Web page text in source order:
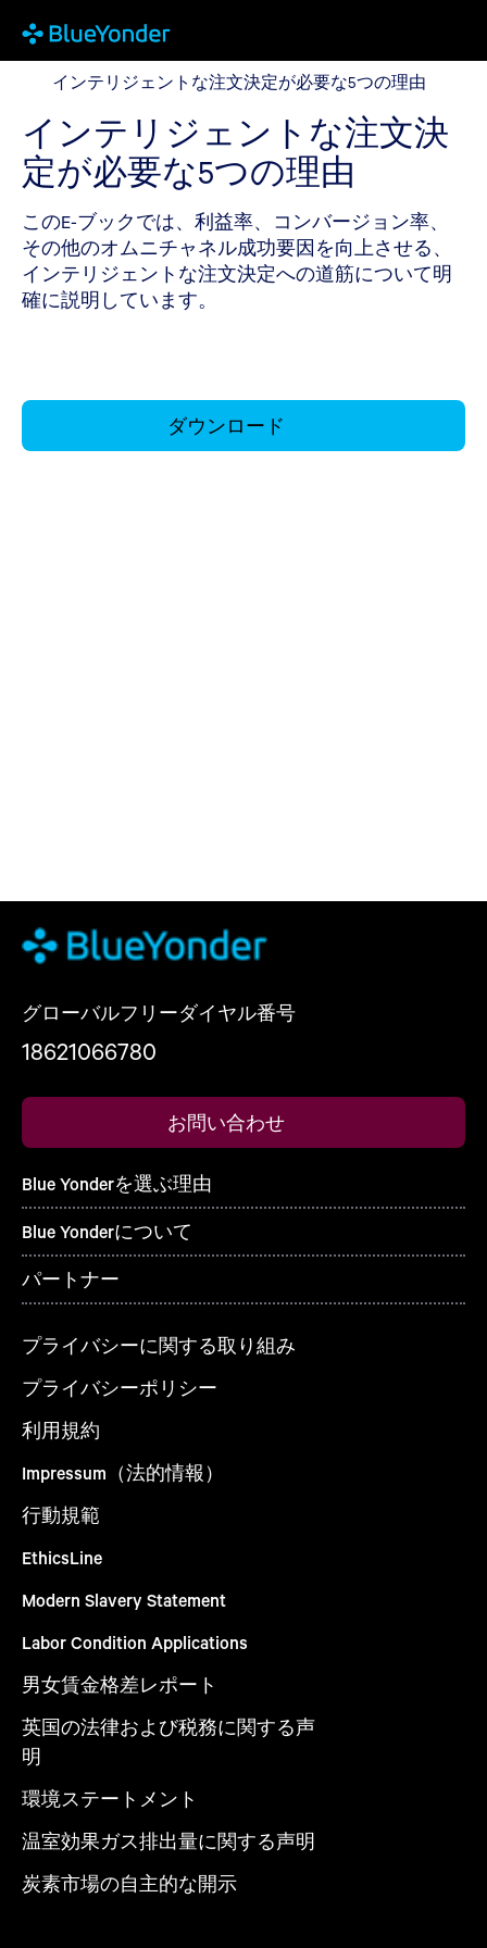
インテリジェントな注文決定が必要な5つの理由
インテリジェントな注文決定が必要な5つの理由
インテリジェントな注文決
定が必要な5つの理由
このE-ブックでは、利益率、コンバージョン率、
その他のオムニチャネル成功要因を向上させる、
インテリジェントな注文決定への道筋について明
確に説明しています。
ダウンロード
グローバルフリーダイヤル番号
18621066780
お問い合わせ
Blue Yonderを選ぶ理由
Blue Yonderについて
パートナー
プライバシーに関する取り組み
プライバシーポリシー
利用規約
Impressum（法的情報）
行動規範
EthicsLine
Modern Slavery Statement
Labor Condition Applications
男女賃金格差レポート
英国の法律および税務に関する声
明
環境ステートメント
温室効果ガス排出量に関する声明
炭素市場の自主的な開示